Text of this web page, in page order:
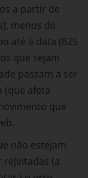
a partir de
menos de
até à data (825
que sejam
passam a ser
(que afeta
que
não estejam
(a